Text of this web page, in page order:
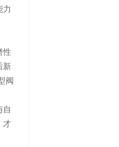
力
性
新
阀
自
才